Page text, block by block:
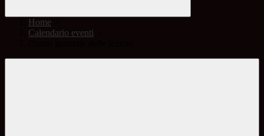
Home
Calendario eventi